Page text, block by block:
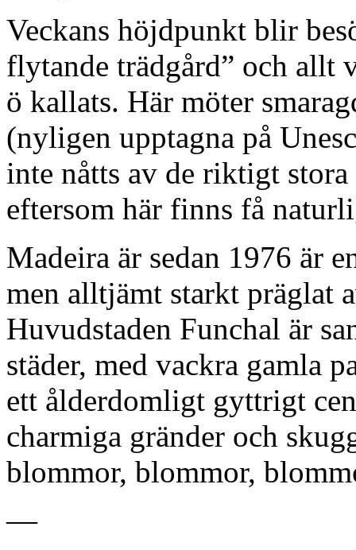
Veckans höjdpunkt blir
flytande trädgård” och allt
ö kallats. Här möter
(nyligen upptagna på
inte nåtts av de riktigt
eftersom här finns få
Madeira är sedan 1976 är
men alltjämt starkt präglat
Huvudstaden Funchal är
städer, med vackra gamla
ett ålderdomligt gyttrigt
charmiga gränder och
blommor, blommor,
—